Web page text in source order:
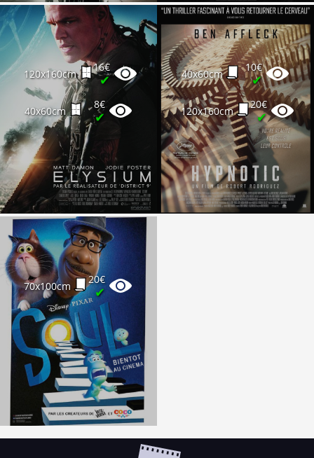
120x160cm
16€
✔
40x60cm
8€
✔
40x60cm
10€
✔
120x160cm
20€
✔
70x100cm
20€
✔